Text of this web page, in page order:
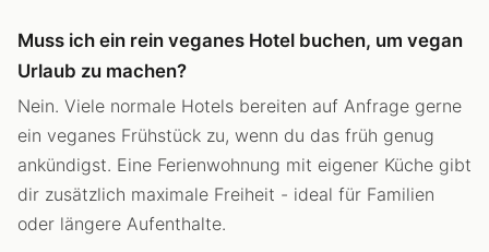
Muss ich ein rein veganes Hotel buchen, um vegan
Urlaub zu machen?
Nein. Viele normale Hotels bereiten auf Anfrage gerne
ein veganes Frühstück zu, wenn du das früh genug
ankündigst. Eine Ferienwohnung mit eigener Küche gibt
dir zusätzlich maximale Freiheit - ideal für Familien
oder längere Aufenthalte.